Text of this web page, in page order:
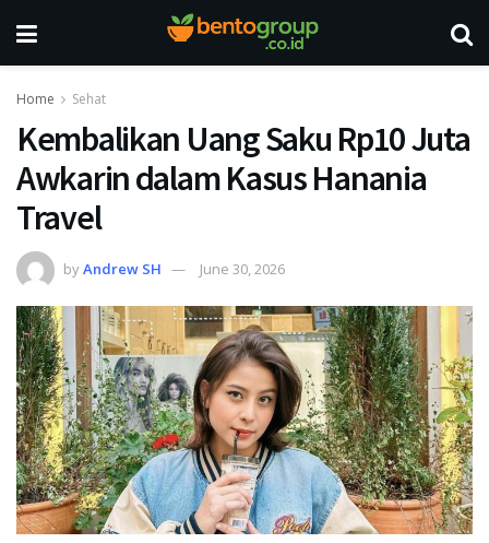
Home Sehat
Kembalikan Uang Saku Rp10 Juta
Awkarin dalam Kasus Hanania
Travel
byAndrew SH June 30, 2026